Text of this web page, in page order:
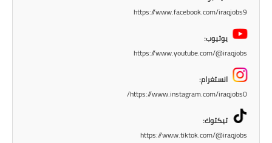
الجامعات
https://www.facebook.com/iraqjobs9
يوتيوب:
https://www.youtube.com/@iraqjobs
انستغرام:
https://www.instagram.com/iraqjobs0/
تيكتوك:
https://www.tiktok.com/@iraqjobs